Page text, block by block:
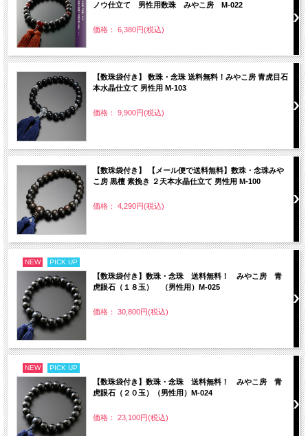
ノウ仕立て 男性用数珠 みやこ房 M-022
価格： 6,380円(税込)
【数珠袋付き】 数珠・念珠 送料無料！みやこ房 青虎目石
本水晶仕立て 男性用 M-103
価格： 9,900円(税込)
【数珠袋付き】 【メール便で送料無料】数珠・念珠みや
こ房 黒檀 素挽き ２天本水晶仕立て 男性用 M-100
価格： 4,290円(税込)
NEW PICK UP
【数珠袋付き】数珠・念珠 送料無料！ みやこ房 青
虎眼石（１８玉） （男性用）M-025
価格： 30,800円(税込)
NEW PICK UP
【数珠袋付き】数珠・念珠 送料無料！ みやこ房 青
虎眼石（２０玉）（男性用）M-024
価格： 23,100円(税込)